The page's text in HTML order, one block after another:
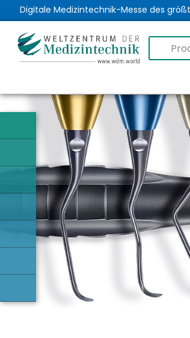
Digitale Medizintechnik-Messe des